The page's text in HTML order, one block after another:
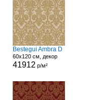
Bestegui Ambra D
60x120 см, декор
41912 р/м²